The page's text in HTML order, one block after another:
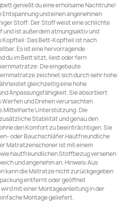
genießt du eine erholsame Nachtruhe!
Entspannung und einen angenehmen
Stoff: Der Stoff weist eine schlichte
und ist außerdem atmungsaktiv und
Kopfteil: Das Bett-Kopfteil ist nach
Es ist eine hervorragende
du im Bett sitzt, liest oder fern
Die eingebaute
zeichnet sich durch sehr hohe
gleichzeitig eine hohe
Anpassungsfähigkeit. Sie absorbiert
und Drehen verursachten
Unterstützung: Die
Stabilität und genau den
den Komfort zu beeinträchtigen. Sie
oder Bauchschläfer.Hautfreundliche
Matratzenschoner ist mit einem
hautfreundlichen Stoffbezug versehen
und angenehm an. Hinweis:Aus
kann die Matratze nicht zurückgegeben
entfernt oder geöffnet
mit einer Montageanleitung in der
Montage geliefert.